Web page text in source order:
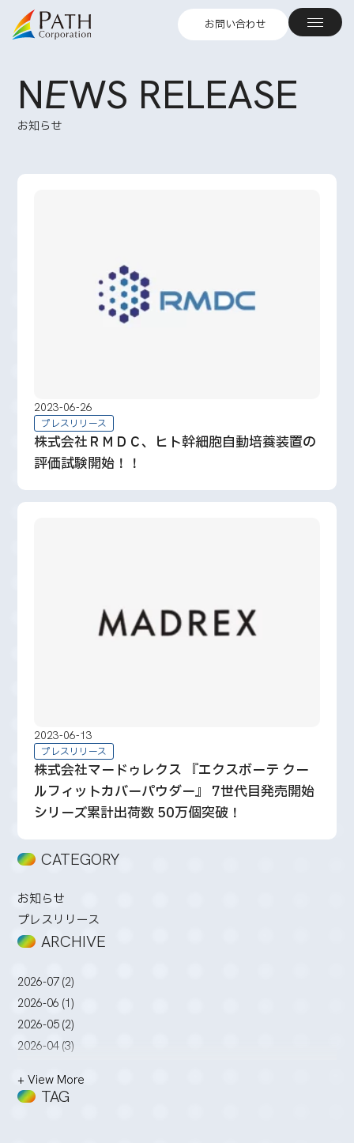
お問い合わせ
NEWS RELEASE
お知らせ
CATEGORY
お知らせ
プレスリリース
ARCHIVE
2026-07 (2)
2026-06 (1)
2026-05 (2)
2026-04 (3)
2026-02 (3)
+ View More
TAG
2023-06-26
プレスリリース
株式会社ＲＭＤＣ、ヒト幹細胞自動培養装置の
評価試験開始！！
2023-06-13
プレスリリース
株式会社マードゥレクス 『エクスボーテ クー
ルフィットカバーパウダー』 7世代目発売開始
シリーズ累計出荷数 50万個突破！